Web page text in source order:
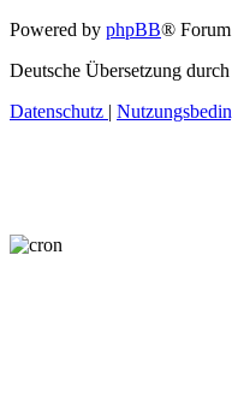
Powered by phpBB®
Deutsche Übersetzung durch
Datenschutz |